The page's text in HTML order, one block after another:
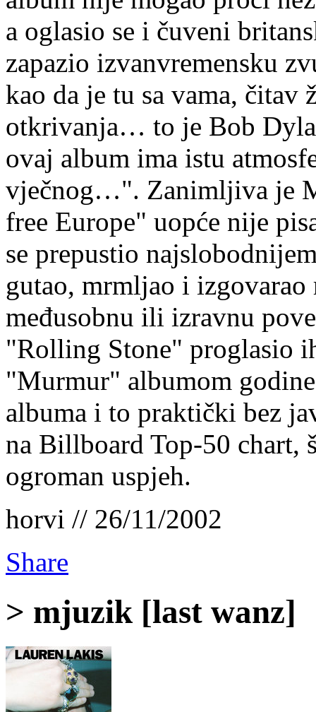
a oglasio se i čuveni
zapazio izvanvremensku
kao da je tu sa vama,
otkrivanja… to je Bob
ovaj album ima istu
vječnog…". Zanimljiva je
free Europe" uopće nije
se prepustio
gutao, mrmljao i
međusobnu ili izravnu
"Rolling Stone" proglasio
"Murmur" albumom
albuma i to praktički bez
na Billboard Top-50 chart,
ogroman uspjeh.
horvi // 26/11/2002
Share
> mjuzik [last wanz]